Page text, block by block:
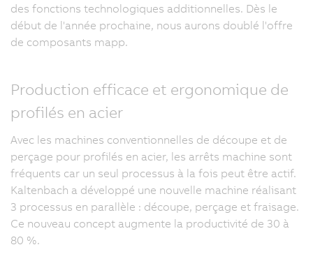
des fonctions technologiques additionnelles. Dès le
début de l'année prochaine, nous aurons doublé l'offre
de composants mapp.
Production efficace et ergonomique de
profilés en acier
Avec les machines conventionnelles de découpe et de
perçage pour profilés en acier, les arrêts machine sont
fréquents car un seul processus à la fois peut être actif.
Kaltenbach a développé une nouvelle machine réalisant
3 processus en parallèle : découpe, perçage et fraisage.
Ce nouveau concept augmente la productivité de 30 à
80 %.